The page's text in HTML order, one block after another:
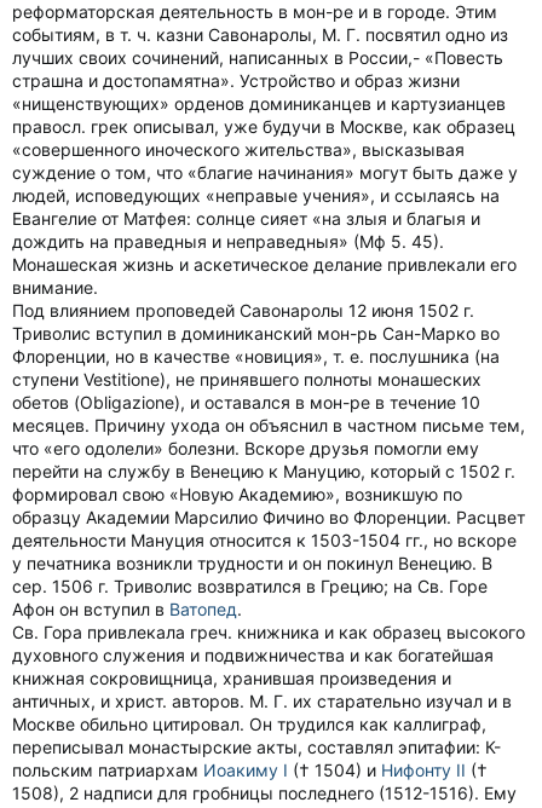
реформаторская деятельность в мон-ре и в городе. Этим
событиям, в т. ч. казни Савонаролы, М. Г. посвятил одно из
лучших своих сочинений, написанных в России,- «Повесть
страшна и достопамятна». Устройство и образ жизни
«нищенствующих» орденов доминиканцев и картузианцев
правосл. грек описывал, уже будучи в Москве, как образец
«совершенного иноческого жительства», высказывая
суждение о том, что «благие начинания» могут быть даже у
людей, исповедующих «неправые учения», и ссылаясь на
Евангелие от Матфея: солнце сияет «на злыя и благыя и
дождить на праведныя и неправедныя» (Мф 5. 45).
Монашеская жизнь и аскетическое делание привлекали его
внимание.
Под влиянием проповедей Савонаролы 12 июня 1502 г.
Триволис вступил в доминиканский мон-рь Сан-Марко во
Флоренции, но в качестве «новиция», т. е. послушника (на
ступени Vestitionе), не принявшего полноты монашеских
обетов (Obligazione), и оставался в мон-ре в течение 10
месяцев. Причину ухода он объяснил в частном письме тем,
что «его одолели» болезни. Вскоре друзья помогли ему
перейти на службу в Венецию к Мануцию, который с 1502 г.
формировал свою «Новую Академию», возникшую по
образцу Академии Марсилио Фичино во Флоренции. Расцвет
деятельности Мануция относится к 1503-1504 гг., но вскоре
у печатника возникли трудности и он покинул Венецию. В
сер. 1506 г. Триволис возвратился в Грецию; на Св. Горе
Афон он вступил в Ватопед.
Св. Гора привлекала греч. книжника и как образец высокого
духовного служения и подвижничества и как богатейшая
книжная сокровищница, хранившая произведения и
античных, и христ. авторов. М. Г. их старательно изучал и в
Москве обильно цитировал. Он трудился как каллиграф,
переписывал монастырские акты, составлял эпитафии: К-
польским патриархам Иоакиму I († 1504) и Нифонту II (†
1508), 2 надписи для гробницы последнего (1512-1516). Ему